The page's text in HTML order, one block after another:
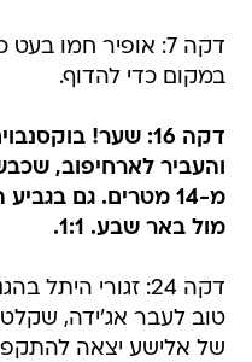
דקה 7: אופיר חמו
במקום כדי להדוף.
דקה 16: שער!
והעביר לארחיפוב,
מ-14 מטרים. גם
מול באר שבע. 1:1.
דקה 24: זגורי
טוב לעבר אג'ידה,
של אלישע יצאה